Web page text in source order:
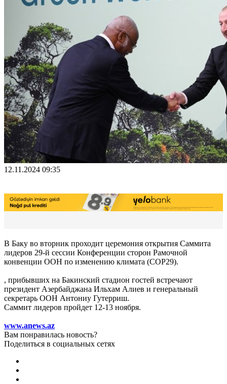
12.11.2024 09:35
В Баку во вторник проходит церемония открытия Саммита
лидеров 29-й сессии Конференции сторон Рамочной
конвенции ООН по изменению климата (COP29).
, прибывших на Бакинский стадион гостей встречают
президент Азербайджана Ильхам Алиев и генеральный
секретарь ООН Антониу Гутерриш.
Саммит лидеров пройдет 12-13 ноября.
www.anews.az
Вам понравилась новость?
Поделиться в социальных сетях